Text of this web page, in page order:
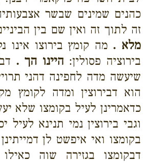
כהנים שמינים שבשר
זה לתוך זה ואין שם בין
מלא . מה קומץ בירוצו אינו
בירוציה פסולין:היינו הך .
שיעשה מדה לחפינה דהני
הוא דבירוצין ומדה לקומץ
כדאמרינן לעיל בקומצו שלא
וגבי בירוצין נמי תנינא לעיל
בקומצו ואי איפשט לן
דבקומצו בגזירה שוה